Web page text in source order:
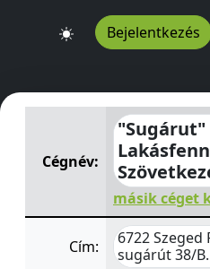
Bejelentkezés
"Sugárut" Lakásfenntartó
Cégnév:
"Sugárut"
másik céget
Cím:
6722
sugárút 38/B.